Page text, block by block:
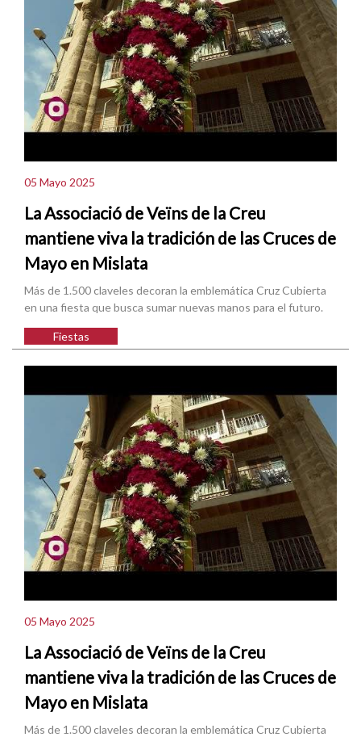
05 Mayo 2025
La Associació de Veïns de la Creu
mantiene viva la tradición de las Cruces de
Mayo en Mislata
Más de 1.500 claveles decoran la emblemática Cruz Cubierta
en una fiesta que busca sumar nuevas manos para el futuro.
Fiestas
05 Mayo 2025
La Associació de Veïns de la Creu
mantiene viva la tradición de las Cruces de
Mayo en Mislata
Más de 1.500 claveles decoran la emblemática Cruz Cubierta